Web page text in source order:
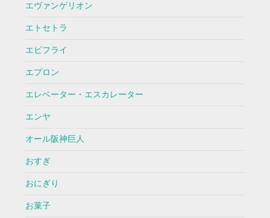
エヴァンゲリオン
エトセトラ
エビフライ
エプロン
エレベーター・エスカレーター
エンヤ
オール阪神巨人
おすぎ
おにぎり
お菓子